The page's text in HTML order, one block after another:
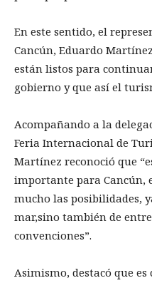
En este sentido, el
Cancún, Eduardo
están listos para
gobierno y que así el
Acompañando a la
Feria Internacional de
Martínez reconoció que
importante para Cancún,
mucho las posibilidades,
mar,sino también de
convenciones”.
Asimismo, destacó que